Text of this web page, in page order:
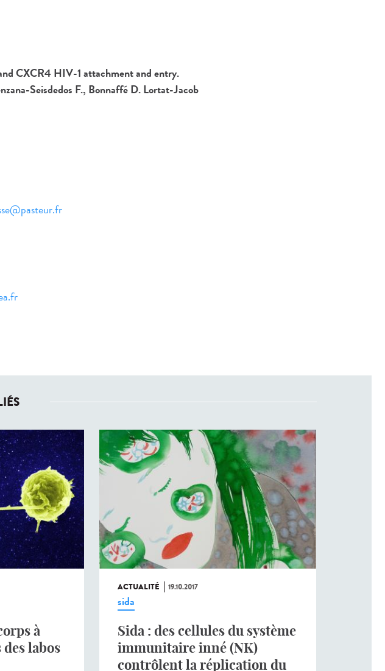
CXCR4 HIV-1 attachment and entry.
Seisdedos F., Bonnaffé D. Lortat-Jacob
à
labos
ACTUALITÉ 19.10.2017
sida
Sida : des cellules du système
immunitaire inné (NK)
contrôlent la réplication du